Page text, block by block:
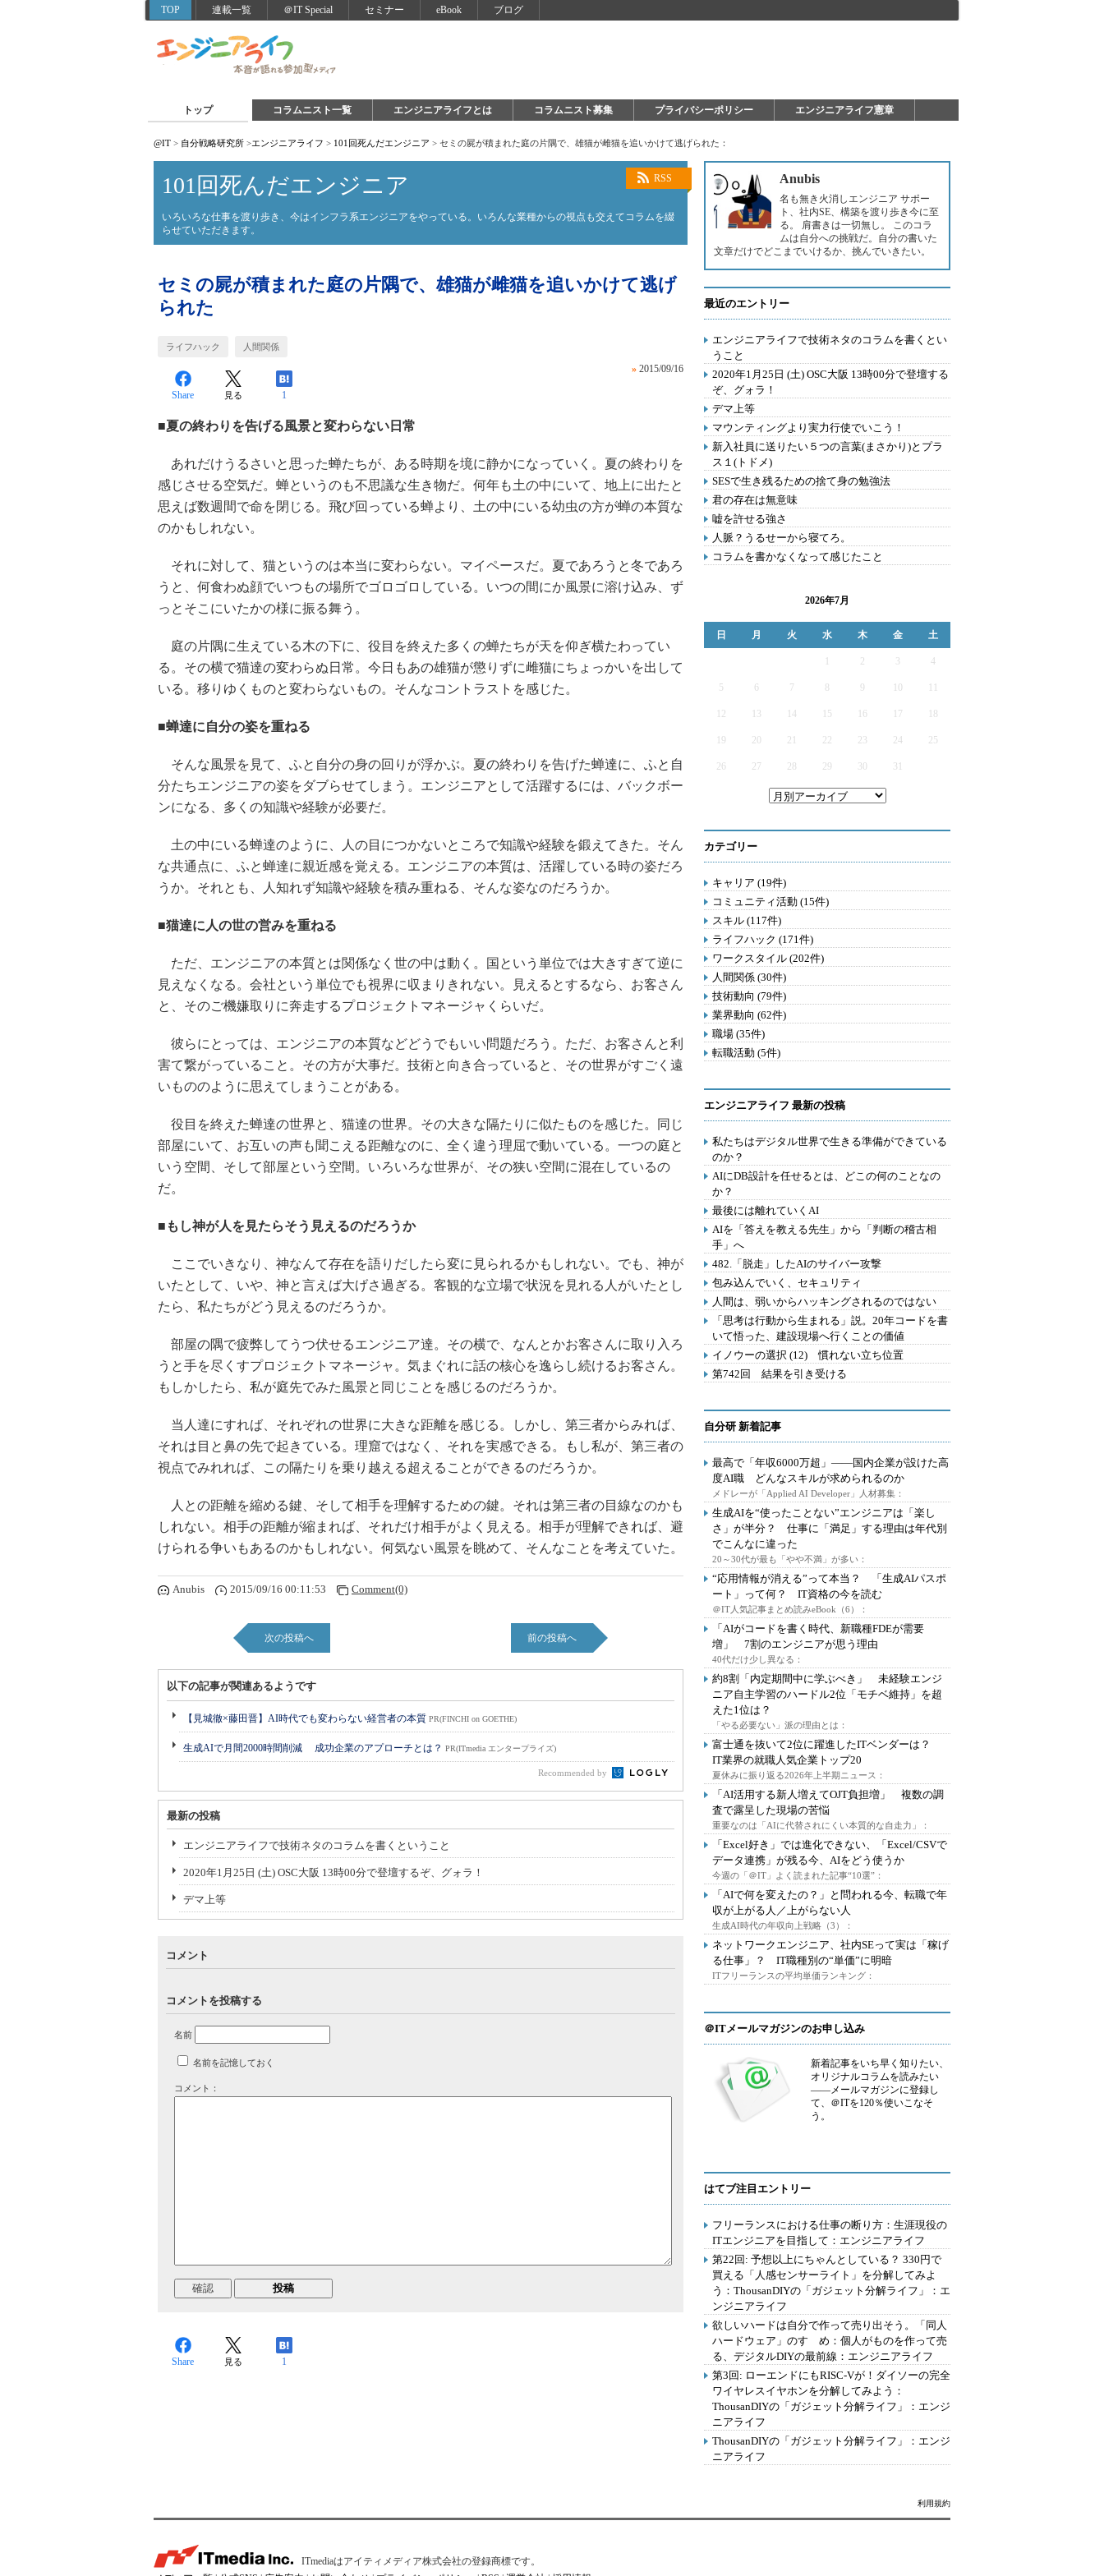
TOP 連載一覧 ＠IT Special セミナー eBook ブログ
トップ コラムニスト一覧 エンジニアライフとは コラムニスト募集 プライバシーポリシー エンジニアライフ憲章
@IT > 自分戦略研究所 >エンジニアライフ > 101回死んだエンジニア > セミの屍が積まれた庭の片隅で、雄猫が雌猫を追いかけて逃げられた：
RSS
101回死んだエンジニア
いろいろな仕事を渡り歩き、今はインフラ系エンジニアをやっている。いろんな業種からの視点も交えてコラムを綴
らせていただきます。
セミの屍が積まれた庭の片隅で、雄猫が雌猫を追いかけて逃げ
られた
ライフハック 人間関係
» 2015/09/16
Share 見る 1
■夏の終わりを告げる風景と変わらない日常
あれだけうるさいと思った蝉たちが、ある時期を境に静かになっていく。夏の終わりを
感じさせる空気だ。蝉というのも不思議な生き物だ。何年も土の中にいて、地上に出たと
思えば数週間で命を閉じる。飛び回っている蝉より、土の中にいる幼虫の方が蝉の本質な
のかもしれない。
それに対して、猫というのは本当に変わらない。マイペースだ。夏であろうと冬であろ
うと、何食わぬ顔でいつもの場所でゴロゴロしている。いつの間にか風景に溶け込み、ず
っとそこにいたかの様に振る舞う。
庭の片隅に生えている木の下に、役目を終えた多くの蝉たちが天を仰ぎ横たわってい
る。その横で猫達の変わらぬ日常。今日もあの雄猫が懲りずに雌猫にちょっかいを出して
いる。移りゆくものと変わらないもの。そんなコントラストを感じた。
■蝉達に自分の姿を重ねる
そんな風景を見て、ふと自分の身の回りが浮かぶ。夏の終わりを告げた蝉達に、ふと自
分たちエンジニアの姿をダブらせてしまう。エンジニアとして活躍するには、バックボー
ンになる、多くの知識や経験が必要だ。
土の中にいる蝉達のように、人の目につかないところで知識や経験を鍛えてきた。そん
な共通点に、ふと蝉達に親近感を覚える。エンジニアの本質は、活躍している時の姿だろ
うか。それとも、人知れず知識や経験を積み重ねる、そんな姿なのだろうか。
■猫達に人の世の営みを重ねる
ただ、エンジニアの本質とは関係なく世の中は動く。国という単位では大きすぎて逆に
見えなくなる。会社という単位でも視界に収まりきれない。見えるとするなら、お客さん
と、そのご機嫌取りに奔走するプロジェクトマネージャくらいだ。
彼らにとっては、エンジニアの本質などどうでもいい問題だろう。ただ、お客さんと利
害て繋がっていること。その方が大事だ。技術と向き合っていると、その世界がすごく遠
いもののように思えてしまうことがある。
役目を終えた蝉達の世界と、猫達の世界。その大きな隔たりに似たものを感じた。同じ
部屋にいて、お互いの声も聞こえる距離なのに、全く違う理屈で動いている。一つの庭と
いう空間、そして部屋という空間。いろいろな世界が、その狭い空間に混在しているの
だ。
■もし神が人を見たらそう見えるのだろうか
ここでいきなり、神なんて存在を語りだしたら変に見られるかもしれない。でも、神が
いたとして、いや、神と言えば大げさ過ぎる。客観的な立場で状況を見れる人がいたとし
たら、私たちがどう見えるのだろうか。
部屋の隅で疲弊してうつ伏せるエンジニア達。その横で、なんとかお客さんに取り入ろ
うと手を尽くすプロジェクトマネージャ。気まぐれに話の核心を逸らし続けるお客さん。
もしかしたら、私が庭先でみた風景と同じことを感じるのだろうか。
当人達にすれば、それぞれの世界に大きな距離を感じる。しかし、第三者からみれば、
それは目と鼻の先で起きている。理窟ではなく、それを実感できる。もし私が、第三者の
視点でみれれば、この隔たりを乗り越える超えることができるのだろうか。
人との距離を縮める鍵、そして相手を理解するための鍵。それは第三者の目線なのかも
しれない。相手の距離が縮まれば、それだけ相手がよく見える。相手が理解できれば、避
けられる争いもあるのかもしれない。何気ない風景を眺めて、そんなことを考えていた。
Anubis 2015/09/16 00:11:53 Comment(0)
次の投稿へ 前の投稿へ
以下の記事が関連あるようです
【見城徹×藤田晋】AI時代でも変わらない経営者の本質 PR(FINCHI on GOETHE)
生成AIで月間2000時間削減 成功企業のアプローチとは？ PR(ITmedia エンタープライズ)
Recommended by
最新の投稿
エンジニアライフで技術ネタのコラムを書くということ
2020年1月25日 (土) OSC大阪 13時00分で登壇するぞ、グォラ！
デマ上等
コメント
コメントを投稿する
名前
名前を記憶しておく
コメント：
Share 見る 1
Anubis
名も無き火消しエンジニア サポー
ト、社内SE、構築を渡り歩き今に至
る。 肩書きは一切無し。 このコラ
ムは自分への挑戦だ。自分の書いた
文章だけでどこまでいけるか、挑んでいきたい。
最近のエントリー
エンジニアライフで技術ネタのコラムを書くとい
うこと
2020年1月25日 (土) OSC大阪 13時00分で登壇する
ぞ、グォラ！
デマ上等
マウンティングより実力行使でいこう！
新入社員に送りたい５つの言葉(まさかり)とプラ
ス１(トドメ)
SESで生き残るための捨て身の勉強法
君の存在は無意味
嘘を許せる強さ
人脈？うるせーから寝てろ。
コラムを書かなくなって感じたこと
2026年7月
日 月 火 水 木 金 土
2 3 4
5 6 7 9
12 13 14 15 16 17
19 20 21 22 23 24 25
26 27 28 29 30 31
カテゴリー
キャリア (19件)
コミュニティ活動 (15件)
スキル (117件)
ライフハック (171件)
ワークスタイル (202件)
人間関係 (30件)
技術動向 (79件)
業界動向 (62件)
職場 (35件)
転職活動 (5件)
エンジニアライフ 最新の投稿
私たちはデジタル世界で生きる準備ができている
のか？
AIにDB設計を任せるとは、どこの何のことなの
か？
最後には離れていくAI
AIを「答えを教える先生」から「判断の稽古相
手」へ
482.「脱走」したAIのサイバー攻撃
包み込んでいく、セキュリティ
人間は、弱いからハッキングされるのではない
「思考は行動から生まれる」説。20年コードを書
いて悟った、建設現場へ行くことの価値
イノウーの選択 (12) 慣れない立ち位置
第742回 結果を引き受ける
自分研 新着記事
最高で「年収6000万超」――国内企業が設けた高
度AI職 どんなスキルが求められるのか
メドレーが「Applied AI Developer」人材募集：
生成AIを“使ったことない”エンジニアは「楽し
さ」が半分？ 仕事に「満足」する理由は年代別
でこんなに違った
20～30代が最も「やや不満」が多い：
“応用情報が消える”って本当？ 「生成AIパスポ
ート」って何？ IT資格の今を読む
＠IT人気記事まとめ読みeBook（6）：
「AIがコードを書く時代、新職種FDEが需要
増」 7割のエンジニアが思う理由
40代だけ少し異なる：
約8割「内定期間中に学ぶべき」 未経験エンジ
ニア自主学習のハードル2位「モチベ維持」を超
えた1位は？
「やる必要ない」派の理由とは：
富士通を抜いて2位に躍進したITベンダーは？
IT業界の就職人気企業トップ20
夏休みに振り返る2026年上半期ニュース：
「AI活用する新人増えてOJT負担増」 複数の調
査で露呈した現場の苦悩
重要なのは「AIに代替されにくい本質的な自走力」：
「Excel好き」では進化できない、「Excel/CSVで
データ連携」が残る今、AIをどう使うか
今週の「＠IT」よく読まれた記事“10選”：
「AIで何を変えたの？」と問われる今、転職で年
収が上がる人／上がらない人
生成AI時代の年収向上戦略（3）：
ネットワークエンジニア、社内SEって実は「稼げ
る仕事」？ IT職種別の“単価”に明暗
ITフリーランスの平均単価ランキング：
＠ITメールマガジンのお申し込み
新着記事をいち早く知りたい、
オリジナルコラムを読みたい
――メールマガジンに登録し
て、＠ITを120％使いこなそ
う。
はてブ注目エントリー
フリーランスにおける仕事の断り方：生涯現役の
ITエンジニアを目指して：エンジニアライフ
第22回: 予想以上にちゃんとしている？ 330円で
買える「人感センサーライト」を分解してみよ
う：ThousanDIYの「ガジェット分解ライフ」：エ
ンジニアライフ
欲しいハードは自分で作って売り出そう。「同人
ハードウェア」のすゝめ：個人がものを作って売
る、デジタルDIYの最前線：エンジニアライフ
第3回: ローエンドにもRISC-Vが！ダイソーの完全
ワイヤレスイヤホンを分解してみよう：
ThousanDIYの「ガジェット分解ライフ」：エンジ
ニアライフ
ThousanDIYの「ガジェット分解ライフ」：エンジ
ニアライフ
利用規約
ITmediaはアイティメディア株式会社の登録商標です。